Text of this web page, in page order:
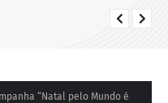
“Natal pelo Mundo é